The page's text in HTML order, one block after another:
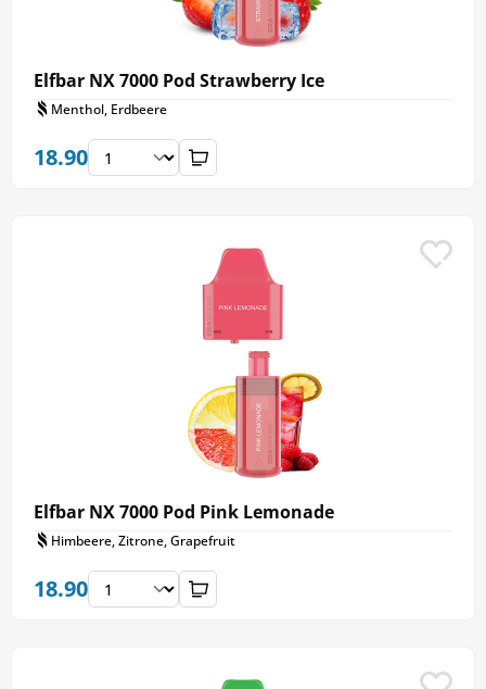
Elfbar NX 7000 Pod Strawberry Ice
Menthol, Erdbeere
18.90
Elfbar NX 7000 Pod Pink Lemonade
Himbeere, Zitrone, Grapefruit
18.90